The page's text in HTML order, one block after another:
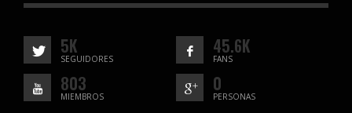
5K
SEGUIDORES
45.6K
FANS
803
MIEMBROS
0
PERSONAS